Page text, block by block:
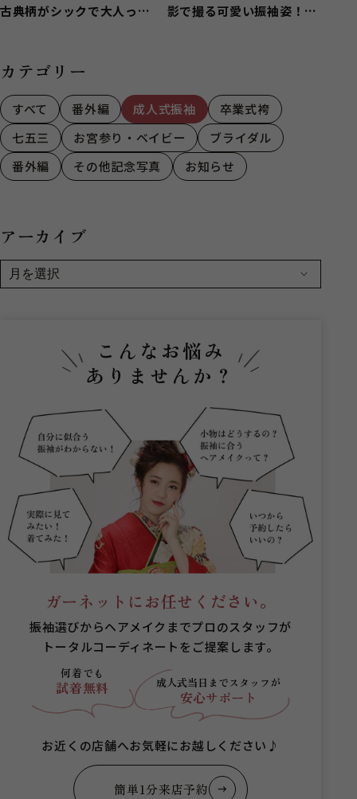
古典柄がシックで大人っぽ
影で撮る可愛い振袖姿！
カテゴリー
すべて 番外編 成人式振袖
卒業式袴
七五三
お宮参り・ベイビー
ブライダル
番外編
その他記念写真 お知らせ
アーカイブ
こんなお悩み
ありませんか？
ガーネットにお任せください。
振袖選びからヘアメイクまでプロのスタッフが
トータルコーディネートをご提案します。
何着でも
試着無料 成人式当日までスタッフが
安心サポート
お近くの店舗へお気軽にお越しください♪
簡単1分来店予約